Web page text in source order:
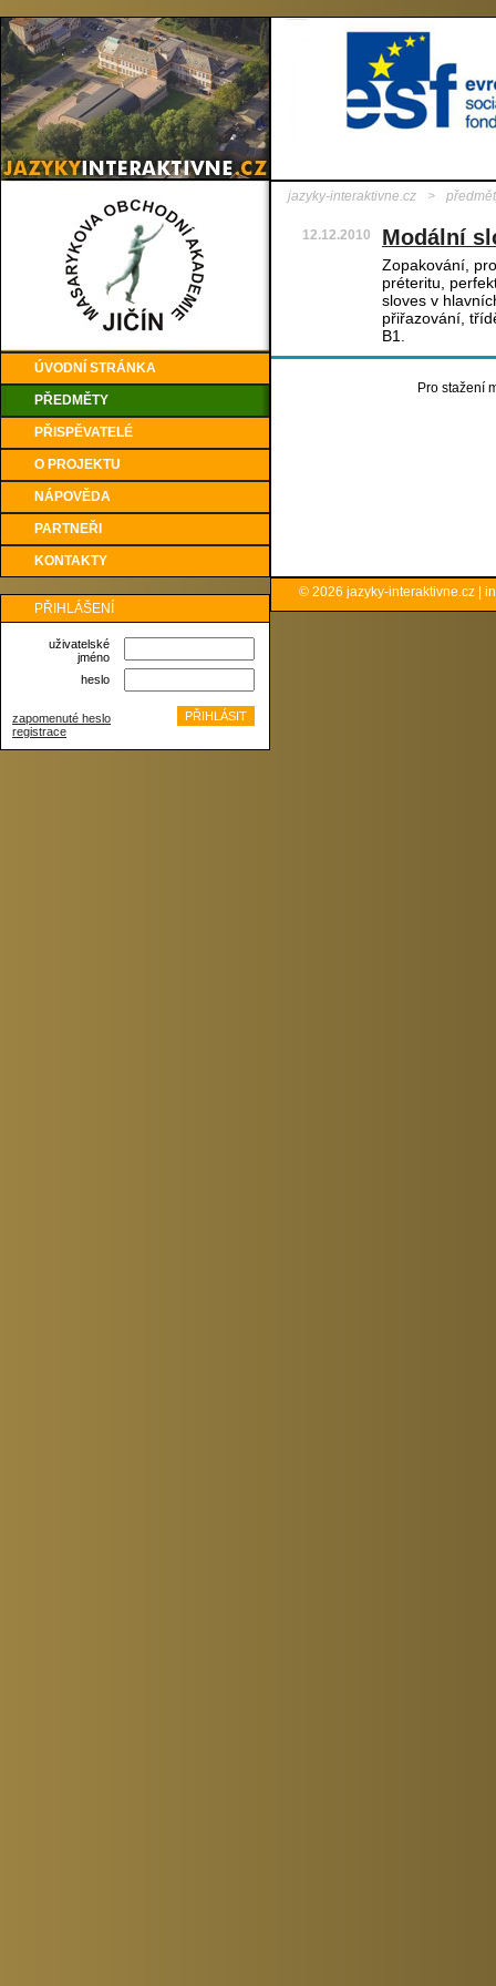
ÚVODNÍ STRÁNKA
PŘEDMĚTY
PŘISPĚVATELÉ
O PROJEKTU
NÁPOVĚDA
PARTNEŘI
KONTAKTY
PŘIHLÁŠENÍ
uživatelské
jméno
heslo
zapomenuté heslo
registrace
jazyky-interaktivne.cz >
12.12.2010 Modální
Zopakování,
préteritu,
sloves v
přiřazování,
B1.
Pro stažení
© 2026 jazyky-interaktivne.cz